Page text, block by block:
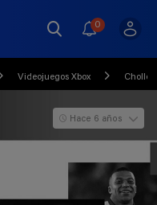
0
Videojuegos Xbox Chollo
Hace 6 años